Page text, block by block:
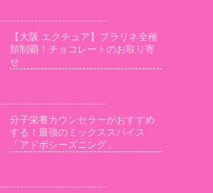
【大阪 エクチュア】プラリネ全種
類制覇！チョコレートのお取り寄
せ
分子栄養カウンセラーがおすすめ
する！最強のミックススパイス
「アドボシーズニング」